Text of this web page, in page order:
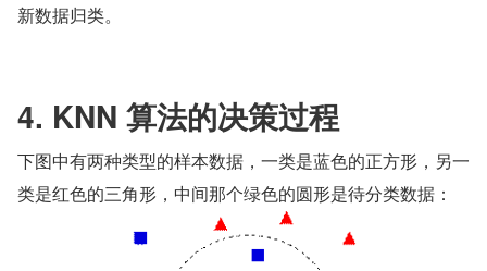
新数据归类。
4. KNN 算法的决策过程
下图中有两种类型的样本数据，一类是蓝色的正方形，另一
类是红色的三角形，中间那个绿色的圆形是待分类数据：